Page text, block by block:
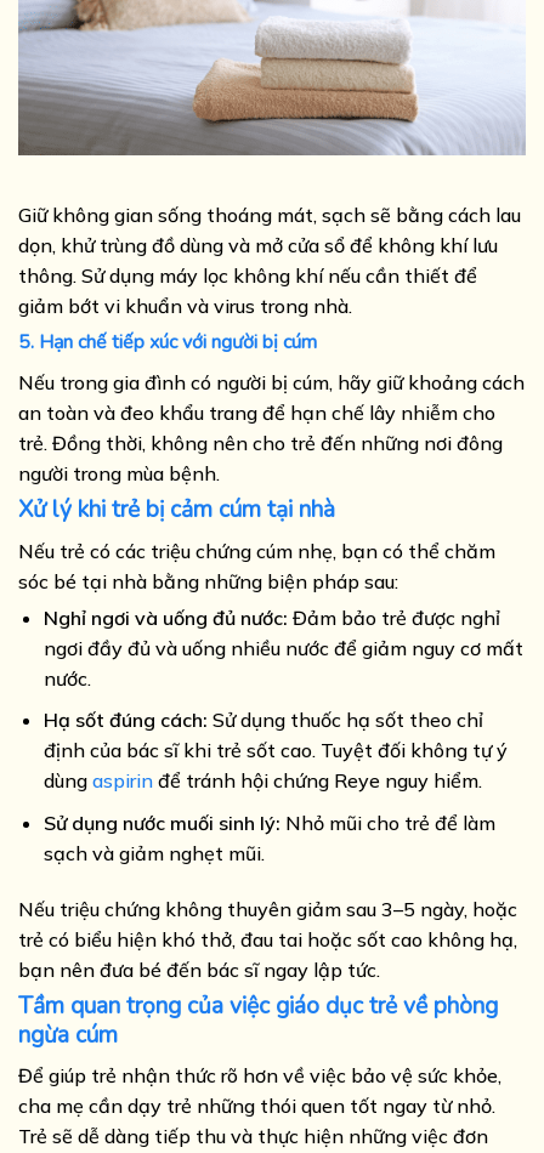
Giữ không gian sống thoáng mát, sạch sẽ bằng cách lau
dọn, khử trùng đồ dùng và mở cửa sổ để không khí lưu
thông. Sử dụng máy lọc không khí nếu cần thiết để
giảm bớt vi khuẩn và virus trong nhà.
5. Hạn chế tiếp xúc với người bị cúm
Nếu trong gia đình có người bị cúm, hãy giữ khoảng cách
an toàn và đeo khẩu trang để hạn chế lây nhiễm cho
trẻ. Đồng thời, không nên cho trẻ đến những nơi đông
người trong mùa bệnh.
Xử lý khi trẻ bị cảm cúm tại nhà
Nếu trẻ có các triệu chứng cúm nhẹ, bạn có thể chăm
sóc bé tại nhà bằng những biện pháp sau:
Nghỉ ngơi và uống đủ nước: Đảm bảo trẻ được nghỉ
ngơi đầy đủ và uống nhiều nước để giảm nguy cơ mất
nước.
Hạ sốt đúng cách: Sử dụng thuốc hạ sốt theo chỉ
định của bác sĩ khi trẻ sốt cao. Tuyệt đối không tự ý
dùng aspirinđể tránh hội chứng Reye nguy hiểm.
Sử dụng nước muối sinh lý: Nhỏ mũi cho trẻ để làm
sạch và giảm nghẹt mũi.
Nếu triệu chứng không thuyên giảm sau 3–5 ngày, hoặc
trẻ có biểu hiện khó thở, đau tai hoặc sốt cao không hạ,
bạn nên đưa bé đến bác sĩ ngay lập tức.
Tầm quan trọng của việc giáo dục trẻ về phòng
ngừa cúm
Để giúp trẻ nhận thức rõ hơn về việc bảo vệ sức khỏe,
cha mẹ cần dạy trẻ những thói quen tốt ngay từ nhỏ.
Trẻ sẽ dễ dàng tiếp thu và thực hiện những việc đơn